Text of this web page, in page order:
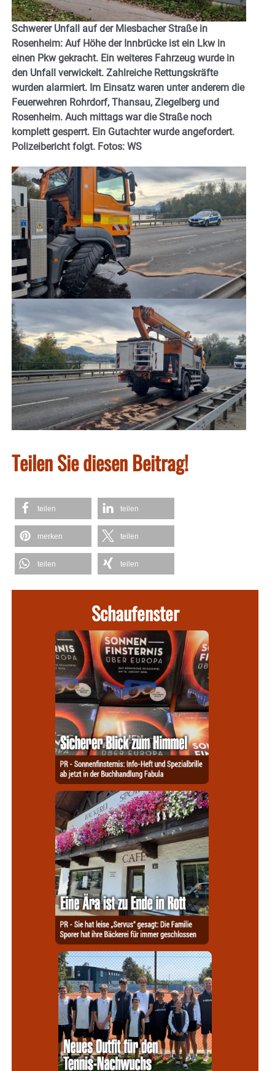
Schwerer Unfall auf der Miesbacher Straße in
Rosenheim: Auf Höhe der Innbrücke ist ein Lkw in
einen Pkw gekracht. Ein weiteres Fahrzeug wurde in
den Unfall verwickelt. Zahlreiche Rettungskräfte
wurden alarmiert. Im Einsatz waren unter anderem die
Feuerwehren Rohrdorf, Thansau, Ziegelberg und
Rosenheim. Auch mittags war die Straße noch
komplett gesperrt. Ein Gutachter wurde angefordert.
Polizeibericht folgt. Fotos: WS
Teilen Sie diesen Beitrag!
teilen teilen
merken teilen
teilen teilen
Schaufenster